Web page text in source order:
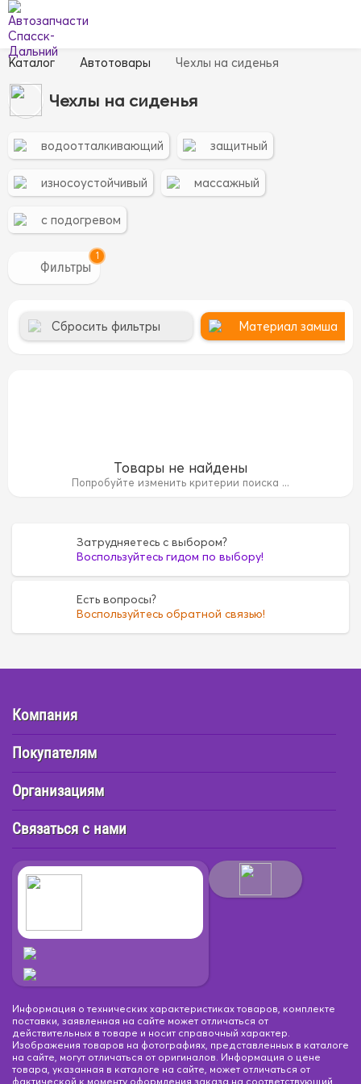
Каталог Автотовары Чехлы на сиденья
Чехлы на сиденья
ДеревоДерево
велюр велюр+экокожа
водоотталкивающий защитный
износоустойчивый массажный
с подогревом
1
Сбросить фильтры Материал замша
Товары не найдены
Попробуйте изменить критерии поиска ...
Затрудняетесь с выбором?
Воспользуйтесь гидом по выбору!
Есть вопросы?
Воспользуйтесь обратной связью!
Компания
Покупателям
Организациям
Связаться с нами
Информация о технических характеристиках товаров, комплекте
поставки, заявленная на сайте может отличаться от
действительных в товаре и носит справочный характер.
Изображения товаров на фотографиях, представленных в каталоге
на сайте, могут отличаться от оригиналов. Информация о цене
товара, указанная в каталоге на сайте, может отличаться от
фактической к моменту оформления заказа на соответствующий